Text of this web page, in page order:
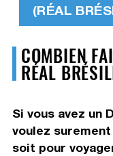
(RÉAL
COMBIEN
RÉAL
Si vous avez un
voulez
soit pour